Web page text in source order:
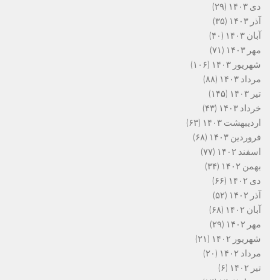
دی ۱۴۰۳
(۲۹)
آذر ۱۴۰۳
(۳۵)
آبان ۱۴۰۳
(۴۰)
مهر ۱۴۰۳
(۷۱)
شهریور ۱۴۰۳
(۱۰۶)
مرداد ۱۴۰۳
(۸۸)
تیر ۱۴۰۳
(۱۴۵)
خرداد ۱۴۰۳
(۴۳)
اردیبهشت ۱۴۰۳
(۶۳)
فروردین ۱۴۰۳
(۶۸)
اسفند ۱۴۰۲
(۷۷)
بهمن ۱۴۰۲
(۳۴)
دی ۱۴۰۲
(۶۶)
آذر ۱۴۰۲
(۵۲)
آبان ۱۴۰۲
(۶۸)
مهر ۱۴۰۲
(۲۹)
شهریور ۱۴۰۲
(۲۱)
مرداد ۱۴۰۲
(۲۰)
تیر ۱۴۰۲
(۶)